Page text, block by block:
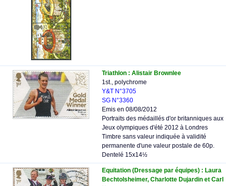
Triathlon : Alistair Brownlee
1st., polychrome
Y&T N°3705
SG N°3360
Emis en 08/08/2012
Portraits des médaillés d'or britanniques aux
Jeux olympiques d'été 2012 à Londres
Timbre sans valeur indiquée à validité
permanente d'une valeur postale de 60p.
Dentelé 15x14½
Equitation (Dressage par équipes) : Laura
Bechtolsheimer, Charlotte Dujardin et Carl